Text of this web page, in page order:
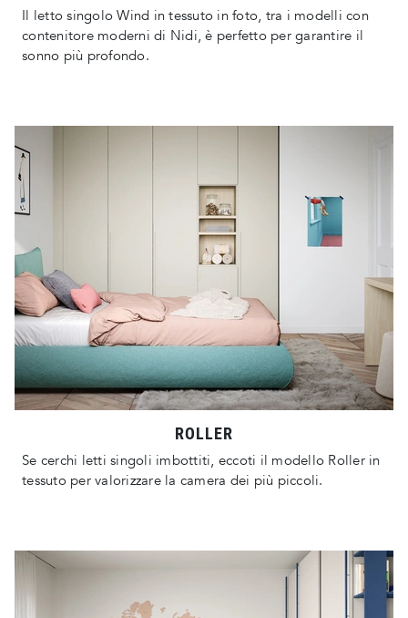
Il letto singolo Wind in tessuto in foto, tra i modelli con
contenitore moderni di Nidi, è perfetto per garantire il
sonno più profondo.
ROLLER
Se cerchi letti singoli imbottiti, eccoti il modello Roller in
tessuto per valorizzare la camera dei più piccoli.